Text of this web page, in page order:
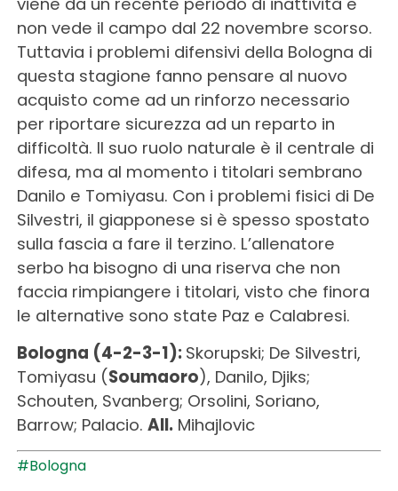
non vede il campo dal 22 novembre scorso.
Tuttavia i problemi difensivi della Bologna di
questa stagione fanno pensare al nuovo
acquisto come ad un rinforzo necessario
per riportare sicurezza ad un reparto in
difficoltà. Il suo ruolo naturale è il centrale di
difesa, ma al momento i titolari sembrano
Danilo e Tomiyasu. Con i problemi fisici di De
Silvestri, il giapponese si è spesso spostato
sulla fascia a fare il terzino. L’allenatore
serbo ha bisogno di una riserva che non
faccia rimpiangere i titolari, visto che finora
le alternative sono state Paz e Calabresi.
Bologna (4-2-3-1): Skorupski; De Silvestri,
Tomiyasu (Soumaoro), Danilo, Djiks;
Schouten, Svanberg; Orsolini, Soriano,
Barrow; Palacio. All. Mihajlovic
#Bologna